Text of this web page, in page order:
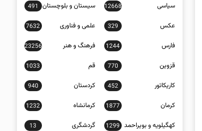
سیاسی 12668 سیستان و بلوچستان 491
عکس 329 علمی و فناوری 7632
فارس 1244 فرهنگ و هنر 23256
قزوین 770 قم 1033
کاریکاتور 452 کردستان 940
کرمان 1877 کرمانشاه 1232
کهگیلویه و بویراحمد 1299 گردشگری 13